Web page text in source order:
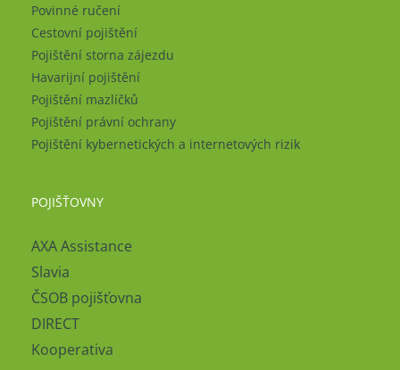
Povinné ručení
Cestovní pojištění
Pojištění storna zájezdu
Havarijní pojištění
Pojištění mazlíčků
Pojištění právní ochrany
Pojištění kybernetických a internetových rizik
POJIŠŤOVNY
AXA Assistance
Slavia
ČSOB pojišťovna
DIRECT
Kooperativa